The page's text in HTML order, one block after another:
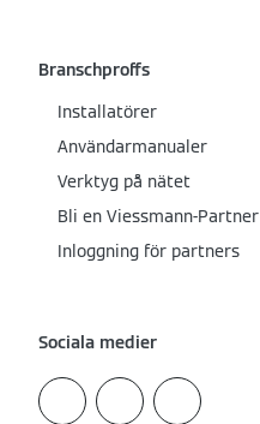
Branschproffs
Installatörer
Användarmanualer
Verktyg på nätet
Bli en Viessmann-Partner
Inloggning för partners
Sociala medier